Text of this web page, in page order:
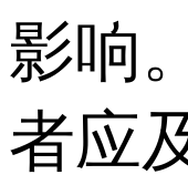
影响
者应